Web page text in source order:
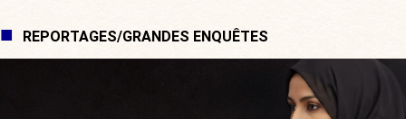
REPORTAGES/GRANDES ENQUÊTES